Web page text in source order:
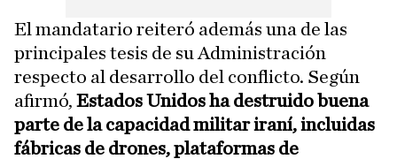
El mandatario reiteró además una de las
principales tesis de su Administración
respecto al desarrollo del conflicto. Según
afirmó, Estados Unidos ha destruido buena
parte de la capacidad militar iraní, incluidas
fábricas de drones, plataformas de